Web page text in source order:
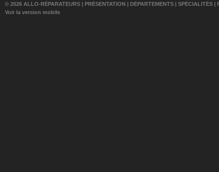
© 2026 ALLO-RÉPARATEURS | PRÉSENTATION | DÉPARTEMENTS | SPÉCIALITÉS |
Voir la version mobile